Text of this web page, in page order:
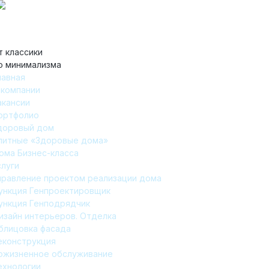
классики
минимализма
дом
«Здоровые дома»
Бизнес-класса
проектом реализации дома
Генпроектировщик
Генподрядчик
интерьеров. Отделка
фасада
обслуживание